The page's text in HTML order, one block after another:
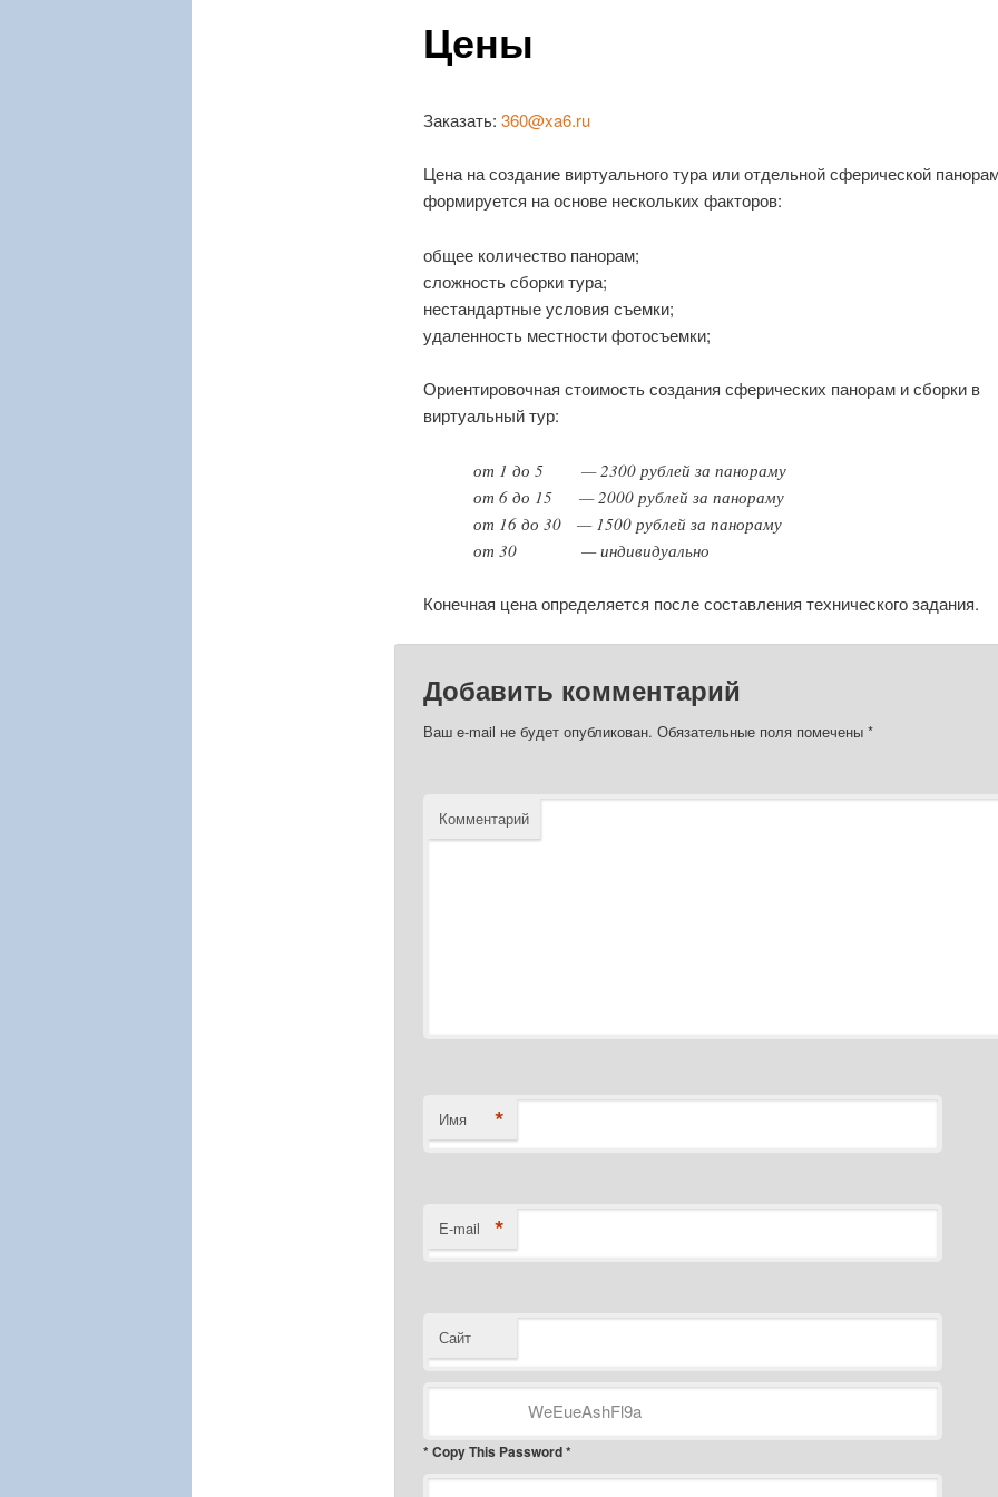
Цены
Заказать: 360@xa6.ru
Цена на создание виртуального тура или отдельной сферической
формируется на основе нескольких факторов:
общее количество панорам;
сложность сборки тура;
нестандартные условия съемки;
удаленность местности фотосъемки;
Ориентировочная стоимость создания сферических панорам и сборки в
виртуальный тур:
от 1 до 5 — 2300 рублей за панораму
от 6 до 15 — 2000 рублей за панораму
от 16 до 30 — 1500 рублей за панораму
от 30 — индивидуально
Конечная цена определяется после составления технического задания.
Добавить комментарий
Ваш e-mail не будет опубликован. Обязательные поля помечены *
Комментарий
Имя *
E-mail *
Сайт
* Copy This Password *